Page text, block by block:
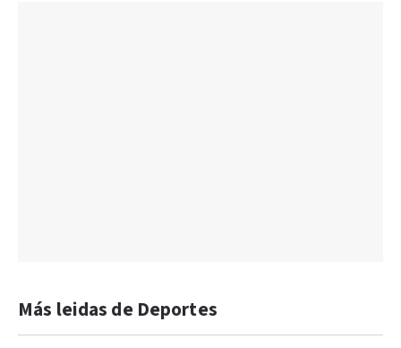
Más leidas de Deportes